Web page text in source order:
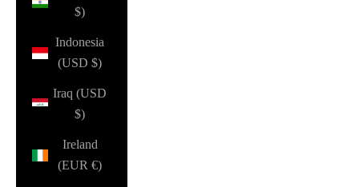
$)
Indonesia
(USD $)
Iraq (USD
$)
Ireland
(EUR €)